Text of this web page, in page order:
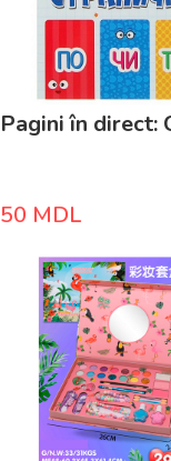
Pagini în direct:
50 MDL